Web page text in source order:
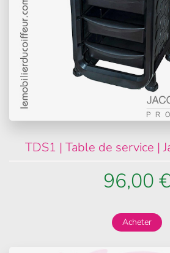
TDS1 | Table de service |
96,00 €
Acheter